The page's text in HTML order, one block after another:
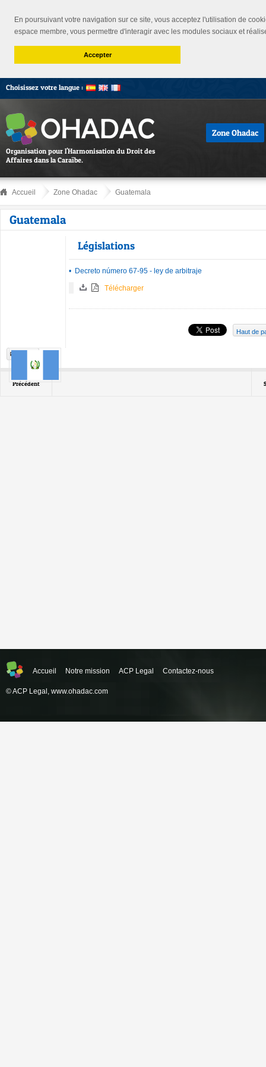
En poursuivant votre navigation sur ce site, vous acceptez l'utilisation de
espace membre, vous permettre d'interagir avec les modules sociaux et
Accepter
Choisissez votre langue :
Organisation pour l'Harmonisation du Droit des
Affaires dans la Caraïbe.
Zone Ohadac
Accueil Zone Ohadac Guatemala
Guatemala
Législations
• Decreto número 67-95 - ley de arbitraje
Télécharger
Haut de
Précédent
Accueil Notre mission ACP Legal Contactez-nous
© ACP Legal, www.ohadac.com